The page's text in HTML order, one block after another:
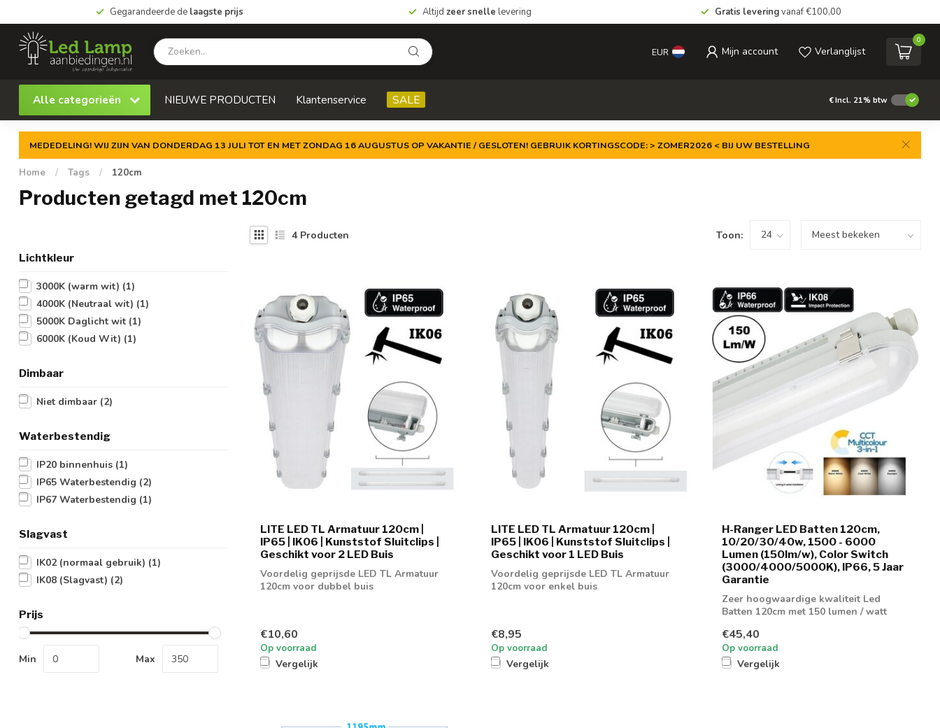
Gegarandeerde de laagste prijs Altijd zeer snelle levering Gratis leveringvanaf €100,00
EUR Mijn account Verlanglijst
0
Alle categorieën NIEUWE PRODUCTEN Klantenservice SALE €Incl. 21% btw
MEDEDELING! WIJ ZIJN VAN DONDERDAG 13 JULI TOT EN MET ZONDAG 16 AUGUSTUS OP VAKANTIE / GESLOTEN! GEBRUIK KORTINGSCODE: > ZOMER2026 < BIJ UW BESTELLING
Home / Tags / 120cm
Producten getagd met 120cm
Lichtkleur
3000K (warm wit) (1)
4000K (Neutraal wit) (1)
5000K Daglicht wit (1)
6000K (Koud Wit) (1)
Dimbaar
Niet dimbaar (2)
Waterbestendig
IP20 binnenhuis (1)
IP65 Waterbestendig (2)
IP67 Waterbestendig (1)
Slagvast
IK02 (normaal gebruik) (1)
IK08 (Slagvast) (2)
Prijs
Min Max
4Producten Toon:
LITE LED TL Armatuur 120cm |
IP65 | IK06 | Kunststof Sluitclips |
Geschikt voor 2 LED Buis
Voordelig geprijsde LED TL Armatuur
120cm voor dubbel buis
€10,60
Op voorraad
Vergelijk
LITE LED TL Armatuur 120cm |
IP65 | IK06 | Kunststof Sluitclips |
Geschikt voor 1 LED Buis
Voordelig geprijsde LED TL Armatuur
120cm voor enkel buis
€8,95
Op voorraad
Vergelijk
H-Ranger LED Batten 120cm,
10/20/30/40w, 1500 - 6000
Lumen (150lm/w), Color Switch
(3000/4000/5000K), IP66, 5 Jaar
Garantie
Zeer hoogwaardige kwaliteit Led
Batten 120cm met 150 lumen / watt
€45,40
Op voorraad
Vergelijk